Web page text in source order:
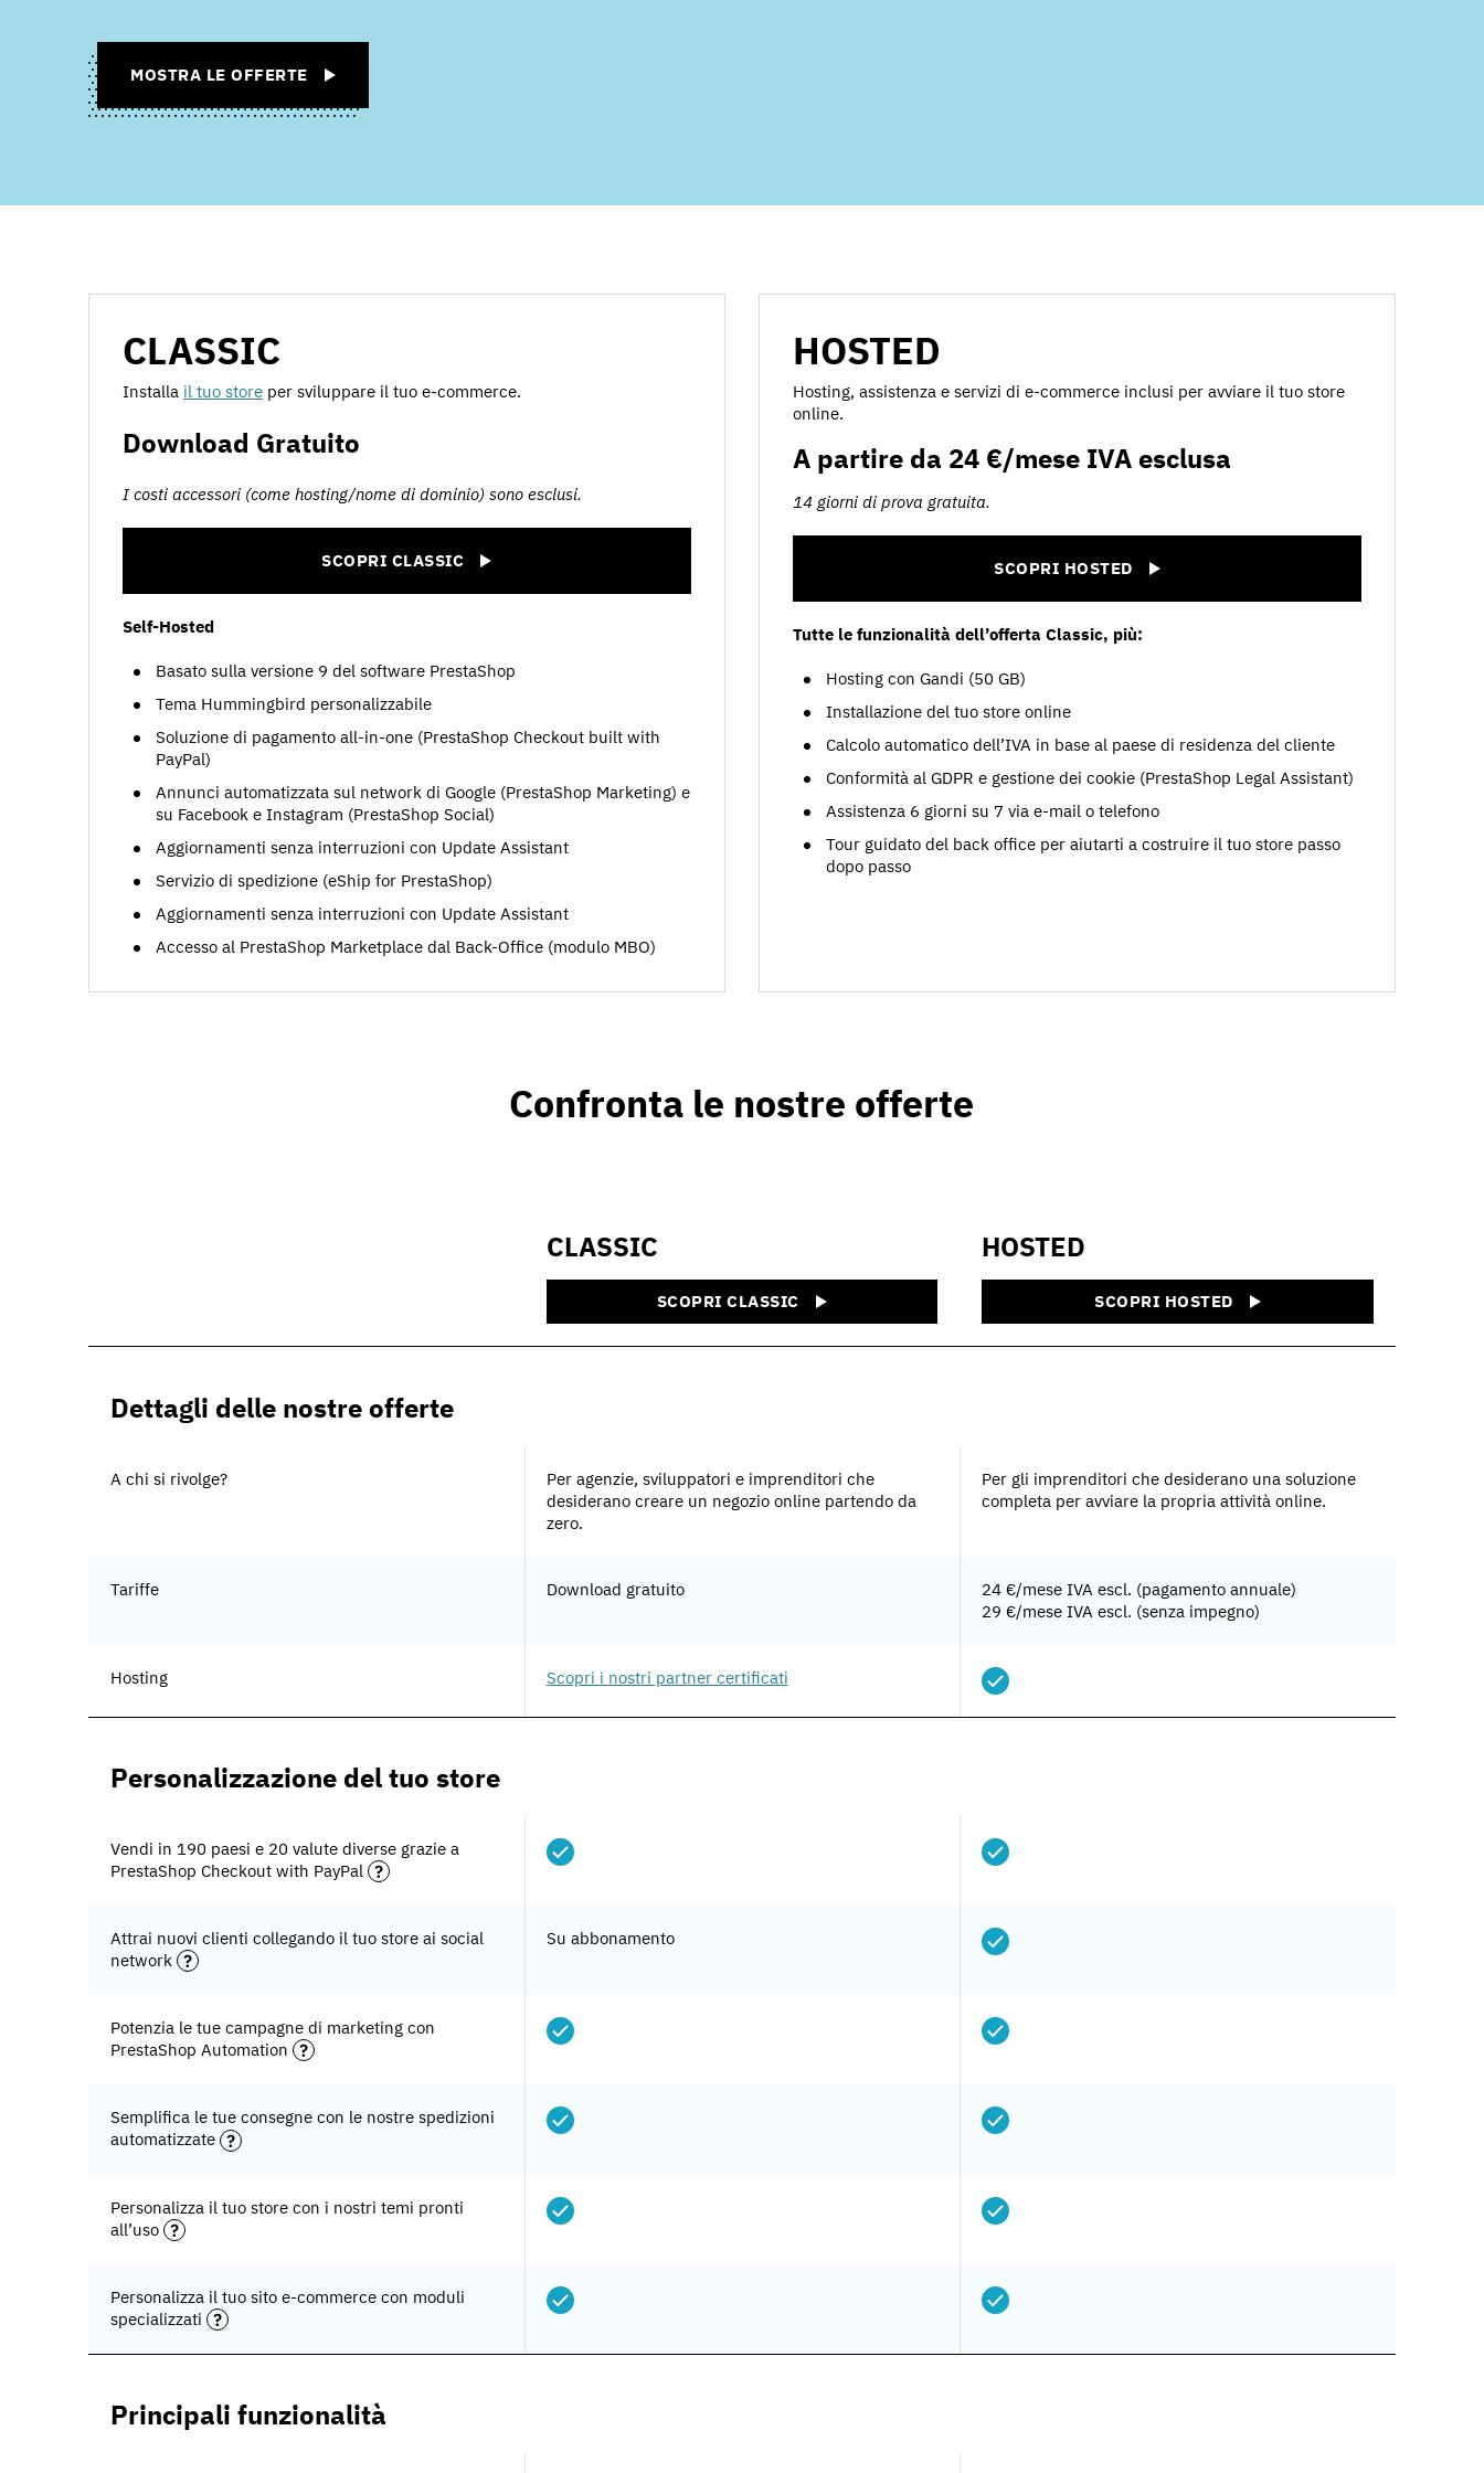
MOSTRA LE OFFERTE
CLASSIC
Installa il tuo store per sviluppare il tuo e-commerce.
Download Gratuito
I costi accessori (come hosting/nome di dominio) sono esclusi.
SCOPRI CLASSIC
Self-Hosted
Basato sulla versione 9 del software PrestaShop
Tema Hummingbird personalizzabile
Soluzione di pagamento all-in-one (PrestaShop Checkout built with
PayPal)
Annunci automatizzata sul network di Google (PrestaShop Marketing) e
su Facebook e Instagram (PrestaShop Social)
Aggiornamenti senza interruzioni con Update Assistant
Servizio di spedizione (eShip for PrestaShop)
Aggiornamenti senza interruzioni con Update Assistant
Accesso al PrestaShop Marketplace dal Back-Office (modulo MBO)
HOSTED
Hosting, assistenza e servizi di e-commerce inclusi per avviare il tuo store
online.
A partire da 24 €/mese IVA esclusa
14 giorni di prova gratuita.
SCOPRI HOSTED
Tutte le funzionalità dell’offerta Classic, più:
Hosting con Gandi (50 GB)
Installazione del tuo store online
Calcolo automatico dell’IVA in base al paese di residenza del cliente
Conformità al GDPR e gestione dei cookie (PrestaShop Legal Assistant)
Assistenza 6 giorni su 7 via e-mail o telefono
Tour guidato del back office per aiutarti a costruire il tuo store passo
dopo passo
Confronta le nostre offerte
CLASSIC
SCOPRI CLASSIC
HOSTED
SCOPRI HOSTED
Dettagli delle nostre offerte
A chi si rivolge?
Per agenzie, sviluppatori e imprenditori che
desiderano creare un negozio online partendo da
zero.
Per gli imprenditori che desiderano una soluzione
completa per avviare la propria attività online.
Tariffe Download gratuito
24 €/mese IVA escl. (pagamento annuale)
29 €/mese IVA escl. (senza impegno)
Hosting Scopri i nostri partner certificati
Personalizzazione del tuo store
Vendi in 190 paesi e 20 valute diverse grazie a
PrestaShop Checkout with PayPal
Attrai nuovi clienti collegando il tuo store ai social
network
Su abbonamento
Potenzia le tue campagne di marketing con
PrestaShop Automation
Semplifica le tue consegne con le nostre spedizioni
automatizzate
Personalizza il tuo store con i nostri temi pronti
all’uso
Personalizza il tuo sito e-commerce con moduli
specializzati
Principali funzionalità